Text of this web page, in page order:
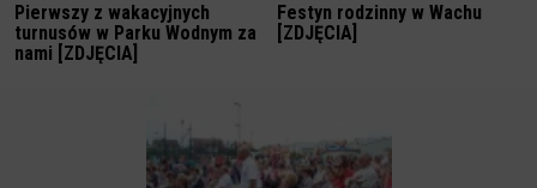
Pierwszy z wakacyjnych
turnusów w Parku Wodnym za
nami [ZDJĘCIA]
Festyn rodzinny w Wachu
[ZDJĘCIA]